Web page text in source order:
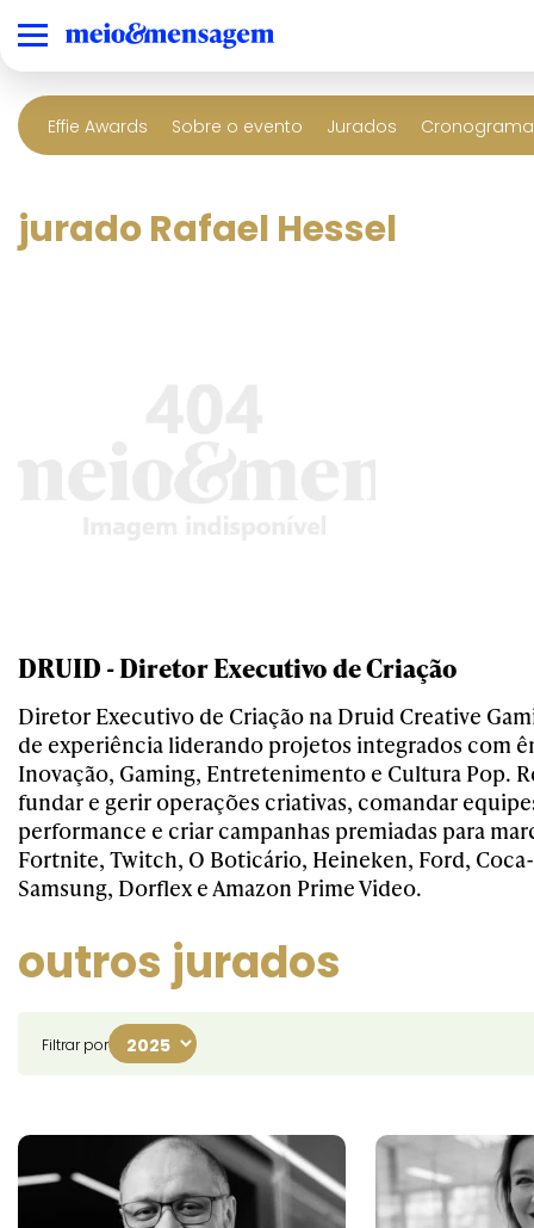
Effie Awards Sobre o evento Jurados
jurado Rafael Hessel
DRUID - Diretor Executivo de Criação
Diretor Executivo de Criação na Druid Creative
de experiência liderando projetos integrados com
Inovação, Gaming, Entretenimento e Cultura Pop.
fundar e gerir operações criativas, comandar
performance e criar campanhas premiadas para
Fortnite, Twitch, O Boticário, Heineken, Ford,
Samsung, Dorflex e Amazon Prime Video.
outros jurados
Filtrar por